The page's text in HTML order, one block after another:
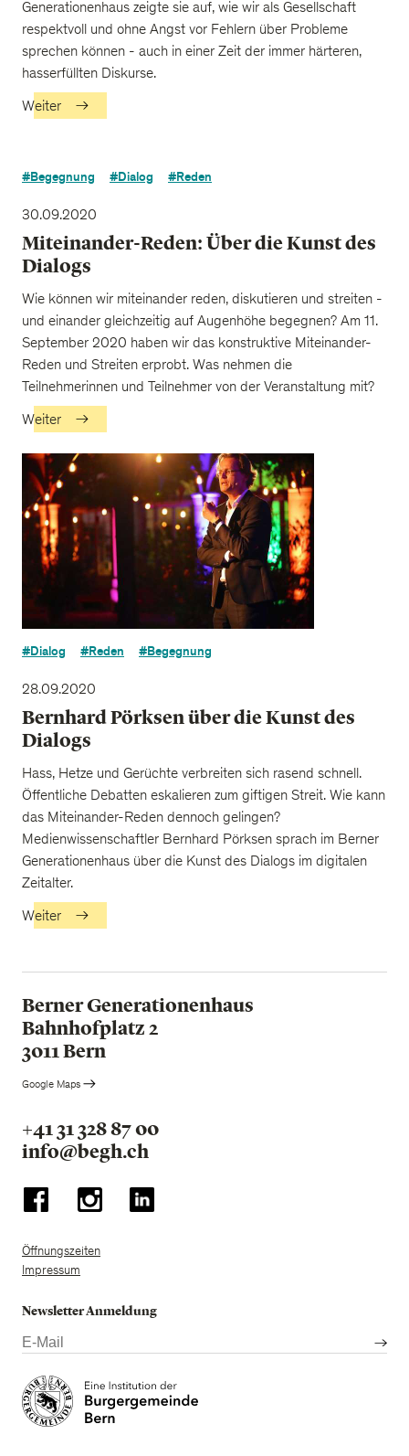
Generationenhaus zeigte sie auf, wie wir als Gesellschaft
respektvoll und ohne Angst vor Fehlern über Probleme
sprechen können - auch in einer Zeit der immer härteren,
hasserfüllten Diskurse.
Weiter
#Begegnung #Dialog #Reden
30.09.2020
Miteinander-Reden: Über die Kunst des
Dialogs
Wie können wir miteinander reden, diskutieren und streiten -
und einander gleichzeitig auf Augenhöhe begegnen? Am 11.
September 2020 haben wir das konstruktive Miteinander-
Reden und Streiten erprobt. Was nehmen die
Teilnehmerinnen und Teilnehmer von der Veranstaltung mit?
Weiter
#Dialog #Reden #Begegnung
28.09.2020
Bernhard Pörksen über die Kunst des
Dialogs
Hass, Hetze und Gerüchte verbreiten sich rasend schnell.
Öffentliche Debatten eskalieren zum giftigen Streit. Wie kann
das Miteinander-Reden dennoch gelingen?
Medienwissenschaftler Bernhard Pörksen sprach im Berner
Generationenhaus über die Kunst des Dialogs im digitalen
Zeitalter.
Weiter
Berner Generationenhaus
Bahnhofplatz 2
3011 Bern
Google Maps
+41 31 328 87 00
info@begh.ch
Öffnungszeiten
Impressum
Newsletter Anmeldung
E-